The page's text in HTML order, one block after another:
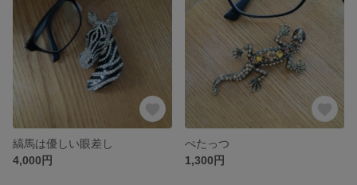
縞馬は優しい眼差し
4,000円
ぺたっつ
1,300円